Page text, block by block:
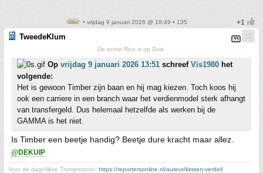
• vrijdag 9 januari 2026 @ 18:49 • 135
TweedeKlum
De echte Rico is op Zuid.
Op vrijdag 9 januari 2026 13:51 schreef Vis1980 het
volgende:
Het is gewoon Timber zijn baan en hij mag kiezen. Toch koos hij
ook een carriere in een branch waar het verdienmodel sterk afhangt
van transfergeld. Dus helemaal hetzelfde als werken bij de
GAMMA is het niet.
Is Timber een beetje handig? Beetje dure kracht maar allez.
@DEKUIP
Voor de dagelijkse Trumprotzooi: https://reportersonline.nl/auteur/kirsten-verdel/